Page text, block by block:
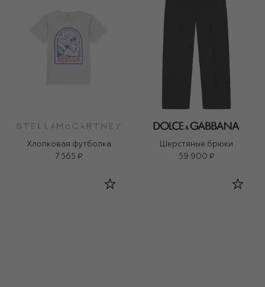
Хлопковая футболка
7 565 ₽
Шерстяные брюки
59 900 ₽